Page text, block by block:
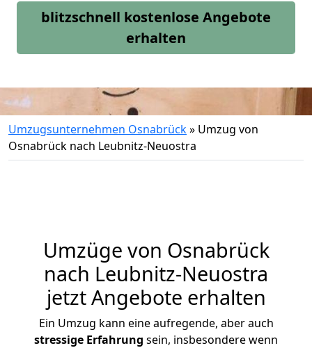
blitzschnell kostenlose Angebote
erhalten
Umzugsunternehmen Osnabrück» Umzug von
Osnabrück nach Leubnitz-Neuostra
Umzüge von Osnabrück
nach Leubnitz-Neuostra
jetzt Angebote erhalten
Ein Umzug kann eine aufregende, aber auch
stressige Erfahrung sein, insbesondere wenn